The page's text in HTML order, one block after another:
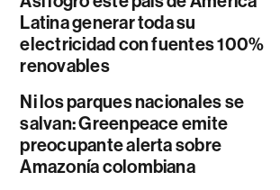
Latina generar toda su
electricidad con fuentes 100%
renovables
Ni los parques nacionales se
salvan: Greenpeace emite
preocupante alerta sobre
Amazonía colombiana